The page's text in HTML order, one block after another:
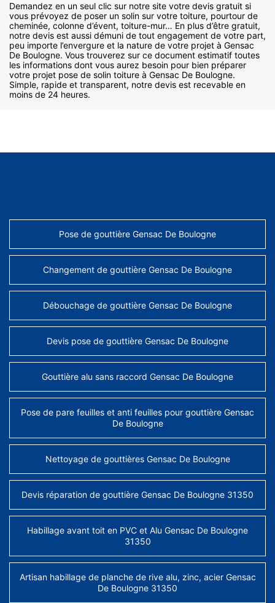
Demandez en un seul clic sur notre site votre devis gratuit si
vous prévoyez de poser un solin sur votre toiture, pourtour de
cheminée, colonne d’évent, toiture-mur… En plus d’être gratuit,
notre devis est aussi démuni de tout engagement de votre part,
peu importe l’envergure et la nature de votre projet à Gensac
De Boulogne. Vous trouverez sur ce document estimatif toutes
les informations dont vous aurez besoin pour bien préparer
votre projet pose de solin toiture à Gensac De Boulogne.
Simple, rapide et transparent, notre devis est recevable en
moins de 24 heures.
Pose de gouttière Gensac De Boulogne
Changement de gouttière Gensac De Boulogne
Débouchage de gouttière Gensac De Boulogne
Devis pose de gouttière Gensac De Boulogne
Gouttière alu sans raccord Gensac De Boulogne
Pose de pare feuilles et anti feuilles pour gouttière Gensac
De Boulogne
Nettoyage de gouttières Gensac De Boulogne
Devis réparation de gouttière Gensac De Boulogne 31350
Habillage avant toit en PVC et Alu Gensac De Boulogne
31350
Artisan habillage de planche de rive alu, zinc, acier Gensac
De Boulogne 31350